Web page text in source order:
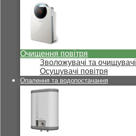
Очищення повітря
Зволожувачі та очищувачі
Осушувачі повітря
Опалення та водопостачання